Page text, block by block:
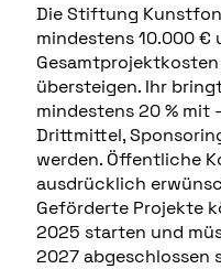
Die Stiftung
mindestens 10.000 €
übersteigen. Ihr
mindestens 20 % mit
Drittmittel,
werden. Öffentliche
ausdrücklich
Geförderte Projekte
2025 starten und
2027 abgeschlossen